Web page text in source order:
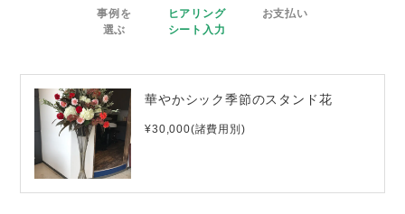
事例を
選ぶ
ヒアリング
シート入力
お支払い
華やかシック季節のスタンド花
¥30,000(諸費用別)